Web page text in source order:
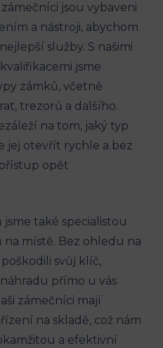
jsou vybaveni
a nástroji, abychom
služby. S našimi
jsme
zámků, včetně
trezorů a dalšího.
na tom, jaký typ
jej otevřít rychle a bez
opět
také specialistou
místě. Bez ohledu na
svůj klíč,
přímo u vás
zámečníci mají
na skladě, což nám
a efektivní